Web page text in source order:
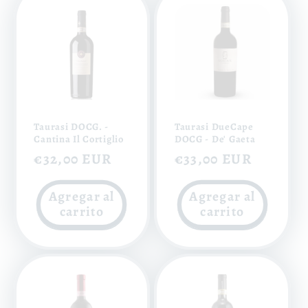
Taurasi DOCG. -
Cantina Il Cortiglio
Precio
habitual
€32,00 EUR
Agregar al
carrito
Taurasi DueCape
DOCG - De' Gaeta
Precio
habitual
€33,00 EUR
Agregar al
carrito